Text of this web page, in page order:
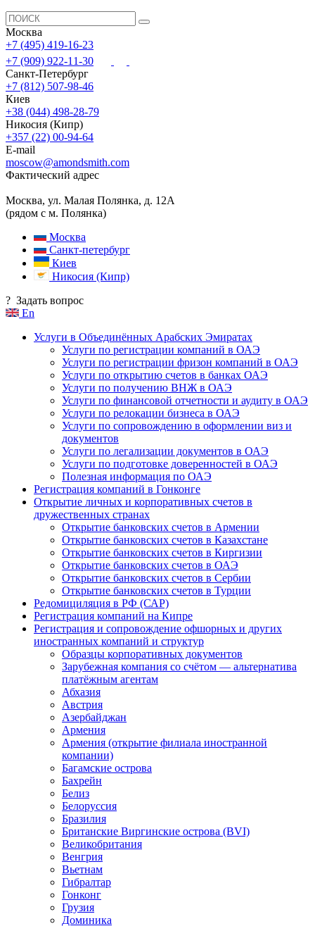
Москва
+7 (495) 419-16-23
+7 (909) 922-11-30
Санкт-Петербург
+7 (812) 507-98-46
Киев
+38 (044) 498-28-79
Никосия (Кипр)
+357 (22) 00-94-64
E-mail
moscow@amondsmith.com
Фактический адрес
Москва, ул. Малая Полянка, д. 12А
(рядом с м. Полянка)
Москва
Санкт-петербург
Киев
Никосия (Кипр)
? Задать вопрос
En
Услуги в Объединённых Арабских Эмиратах
Услуги по регистрации компаний в ОАЭ
Услуги по регистрации фризон компаний в ОАЭ
Услуги по открытию счетов в банках ОАЭ
Услуги по получению ВНЖ в ОАЭ
Услуги по финансовой отчетности и аудиту в ОАЭ
Услуги по релокации бизнеса в ОАЭ
Услуги по сопровождению в оформлении виз и
документов
Услуги по легализации документов в ОАЭ
Услуги по подготовке доверенностей в ОАЭ
Полезная информация по ОАЭ
Регистрация компаний в Гонконге
Открытие личных и корпоративных счетов в
дружественных странах
Открытие банковских счетов в Армении
Открытие банковских счетов в Казахстане
Открытие банковских счетов в Киргизии
Открытие банковских счетов в ОАЭ
Открытие банковских счетов в Сербии
Открытие банковских счетов в Турции
Редомициляция в РФ (САР)
Регистрация компаний на Кипре
Регистрация и сопровождение офшорных и других
иностранных компаний и структур
Образцы корпоративных документов
Зарубежная компания со счётом — альтернатива
платёжным агентам
Абхазия
Австрия
Азербайджан
Армения
Армения (открытие филиала иностранной
компании)
Багамские острова
Бахрейн
Белиз
Белоруссия
Бразилия
Британские Виргинские острова (BVI)
Великобритания
Венгрия
Вьетнам
Гибралтар
Гонконг
Грузия
Доминика